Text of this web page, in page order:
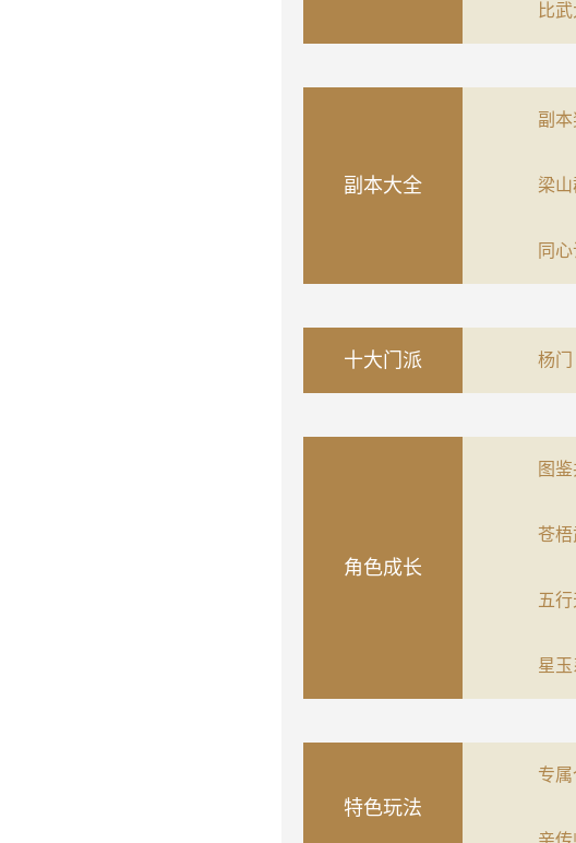
比
副本大全
副
梁
同
十大门派 杨门
角色成长
图
苍
五
星
特色玩法
专